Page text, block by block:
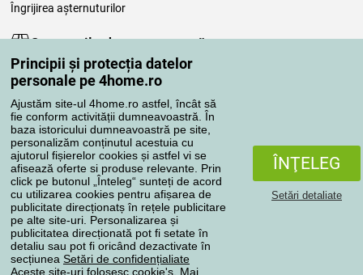
Principii și protecția datelor
personale pe 4home.ro
Ajustăm site-ul 4home.ro astfel, încât să
fie conform activității dumneavoastră. În
baza istoricului dumneavoastră pe site,
personalizăm conținutul acestuia cu
ajutorul fișierelor cookies și astfel vi se
afisează oferte si produse relevante. Prin
click pe butonul „Înteleg“ sunteți de acord
cu utilizarea cookies pentru afișarea de
publicitate direcționatș în rețele publicitare
pe alte site-uri. Personalizarea și
publicitatea direcționată pot fi setate în
detaliu sau pot fi oricând dezactivate în
secțiunea Setări de confidențialiate
Aceste site-uri folosesc cookie's. Mai
ÎNŢELEG
Setări detaliate
Îngrijirea așternuturilor
Comenzile dumneavoastră
Contul meu
Revizuirea comenzilor
Reclamaţii
Retragere de la contract
Regulile de procesare a recenziilor
Metode de transport
Metode de plată